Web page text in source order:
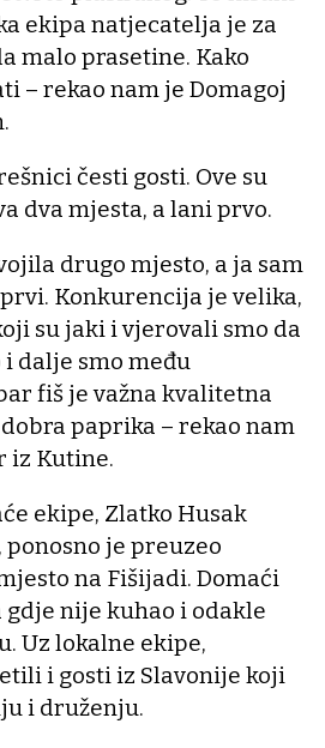
ekipa natjecatelja je za
malo prasetine. Kako
– rekao nam je Domagoj
česti gosti. Ove su
dva mjesta, a lani prvo.
drugo mjesto, a ja sam
Konkurencija je velika,
su jaki i vjerovali smo da
dalje smo među
fiš je važna kvalitetna
paprika – rekao nam
iz Kutine.
ekipe, Zlatko Husak
ponosno je preuzeo
na Fišijadi. Domaći
nije kuhao i odakle
Uz lokalne ekipe,
i gosti iz Slavonije koji
i druženju.